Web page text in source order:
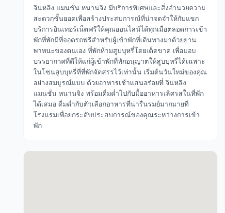
จินหลิง แมนชั่น หนานจิง มีบริการพิเศษและสิ่งอำนวยความ
สะดวกชั้นยอดเพื่อสร้างประสบการณ์ที่น่าจดจำให้กับแขก
บริการอินเทอร์เน็ตฟรีให้คุณออนไลน์ได้ทุกเมื่อตลอดการเข้า
พักที่พักมีที่จอดรถฟรีสำหรับผู้เข้าพักที่เดินทางมาด้วยยาน
พาหนะของตนเอง ที่พักห้ามสูบบุหรี่โดยเด็ดขาด เพื่อมอบ
บรรยากาศที่ดีให้แก่ผู้เข้าพักที่พักอนุญาตให้สูบบุหรี่ได้เฉพาะ
ในโซนสูบบุหรี่ที่ที่พักจัดสรรไว้เท่านั้น เริ่มต้นวันใหม่ของคุณ
อย่างสมบูรณ์แบบ ด้วยอาหารเช้าแสนอร่อยที่ จินหลิง
แมนชั่น หนานจิง พร้อมดื่มด่ำไปกับมื้ออาหารเลิศรสในที่พัก
ได้เสมอ ดื่มด่ำกับตัวเลือกอาหารที่น่ารื่นรมย์มากมายที่
โรงแรมเพื่อยกระดับประสบการณ์ของคุณระหว่างการเข้า
พัก